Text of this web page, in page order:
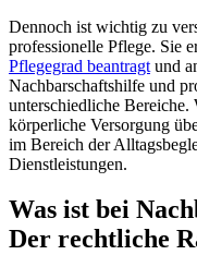
Dennoch ist wichtig zu
professionelle Pflege. Sie
Pflegegrad beantragt und
Nachbarschaftshilfe und
unterschiedliche
körperliche Versorgung
im Bereich der
Dienstleistungen.
Was ist bei
Der rechtliche